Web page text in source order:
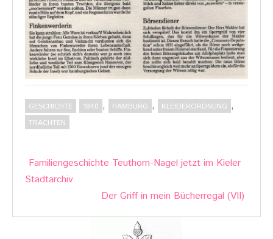
GESCHICHTE 1840 , HAMBURG , KLEIDERORDNUNG ,
TRACHTEN
Post
navigation
Familiengeschichte Teuthorn-Nagel jetzt im Kieler
Stadtarchiv
Der Griff in mein Bücherregal (VII)